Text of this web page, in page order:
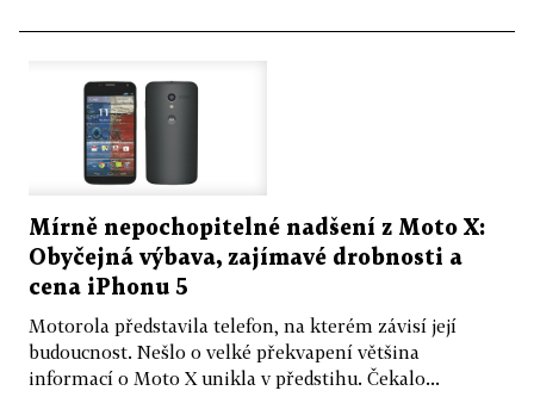
Mírně nepochopitelné nadšení z Moto X:
Obyčejná výbava, zajímavé drobnosti a
cena iPhonu 5
Motorola představila telefon, na kterém závisí její
budoucnost. Nešlo o velké překvapení většina
informací o Moto X unikla v předstihu. Čekalo...